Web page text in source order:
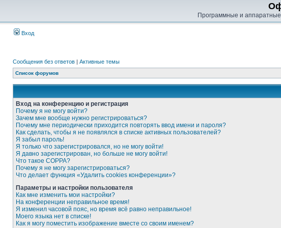
Программные и
Вход
Сообщения без ответов | Активные темы
Список форумов
Вход на конференцию и регистрация
Почему я не могу войти?
Зачем мне вообще нужно регистрироваться?
Почему мне периодически приходится повторять ввод имени и пароля?
Как сделать, чтобы я не появлялся в списке активных пользователей?
Я забыл пароль!
Я только что зарегистрировался, но не могу войти!
Я давно зарегистрирован, но больше не могу войти!
Что такое COPPA?
Почему я не могу зарегистрироваться?
Что делает функция «Удалить cookies конференции»?
Параметры и настройки пользователя
Как мне изменить мои настройки?
На конференции неправильное время!
Я изменил часовой пояс, но время всё равно неправильное!
Моего языка нет в списке!
Как я могу поместить изображение вместе со своим именем?